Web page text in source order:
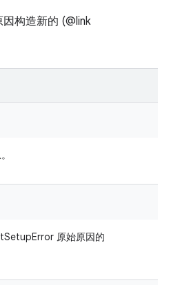
构造新的 (@link
原始原因的